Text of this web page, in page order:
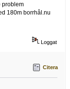
problem
180m borrhål.nu
Loggat
Citera